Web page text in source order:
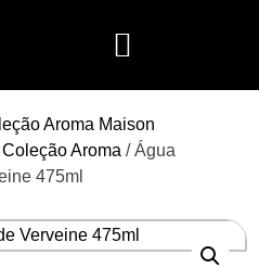
Aroma Maison
Aroma / Água
475ml